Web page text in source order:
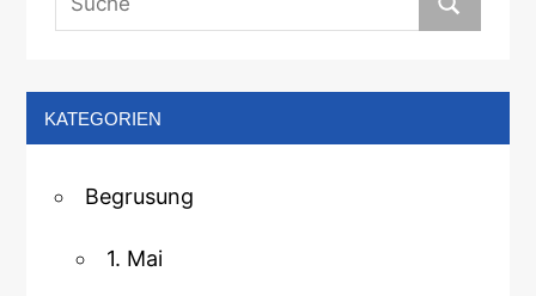
KATEGORIEN
Begrusung
1. Mai